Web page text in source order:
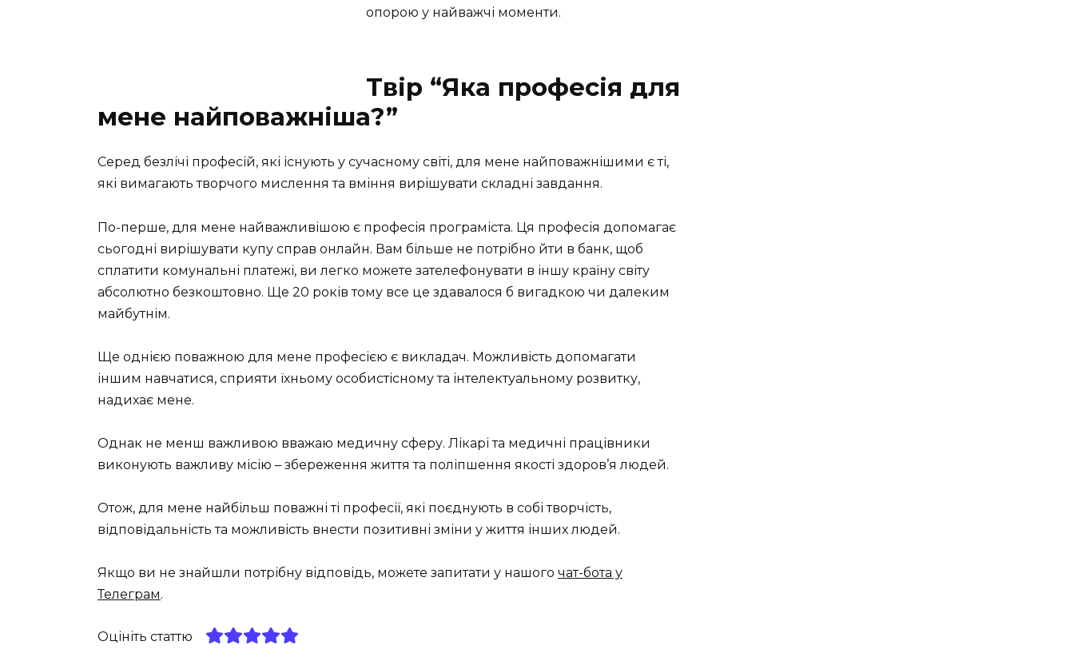
опорою у найважчі моменти.
Твір “Яка професія для
мене найповажніша?”
Серед безлічі професій, які існують у сучасному світі, для мене найповажнішими є ті,
які вимагають творчого мислення та вміння вирішувати складні завдання.
По-перше, для мене найважливішою є професія програміста. Ця професія допомагає
сьогодні вирішувати купу справ онлайн. Вам більше не потрібно йти в банк, щоб
сплатити комунальні платежі, ви легко можете зателефонувати в іншу країну світу
абсолютно безкоштовно. Ще 20 років тому все це здавалося б вигадкою чи далеким
майбутнім.
Ще однією поважною для мене професією є викладач. Можливість допомагати
іншим навчатися, сприяти їхньому особистісному та інтелектуальному розвитку,
надихає мене.
Однак не менш важливою вважаю медичну сферу. Лікарі та медичні працівники
виконують важливу місію – збереження життя та поліпшення якості здоров’я людей.
Отож, для мене найбільш поважні ті професії, які поєднують в собі творчість,
відповідальність та можливість внести позитивні зміни у життя інших людей.
Якщо ви не знайшли потрібну відповідь, можете запитати у нашого чат-бота у
Телеграм.
Оцініть статтю